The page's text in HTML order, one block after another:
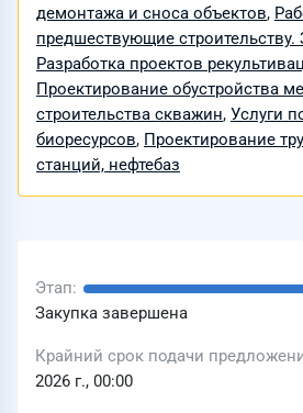
демонтажа и сноса объектов,
предшествующие
Разработка проектов
Проектирование обустройства
строительства скважин, Услуги
биоресурсов, Проектирование
станций, нефтебаз
Этап
Закупка завершена
Крайний срок подачи
2026 г., 00:00